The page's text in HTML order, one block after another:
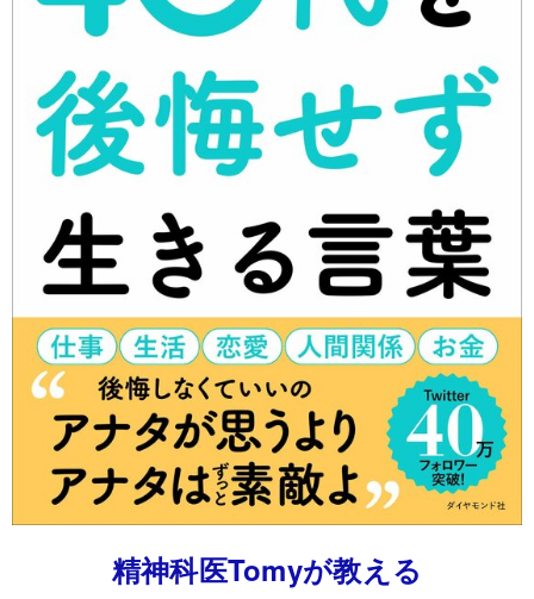
精神科医Tomyが教える